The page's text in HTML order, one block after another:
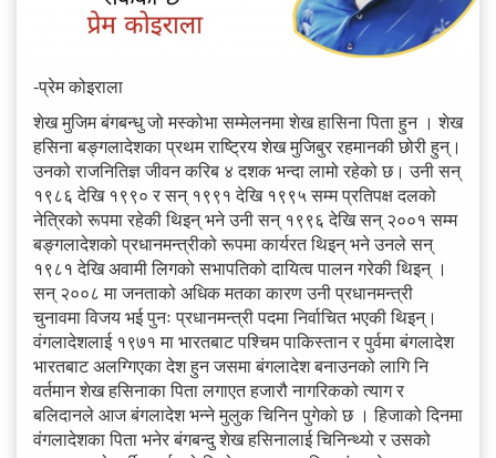
-प्रेम कोइराला
शेख मुजिम बंगबन्धु जो मस्कोभा सम्मेलनमा शेख हासिना पिता हुन । शेख
हसिना बङ्गलादेशका प्रथम राष्ट्रिय शेख मुजिबुर रहमानकी छोरी हुन्।
उनको राजनितिज्ञ जीवन करिब ४ दशक भन्दा लामो रहेको छ। उनी सन्
१९८६ देखि १९९० र सन् १९९१ देखि १९९५ सम्म प्रतिपक्ष दलको
नेत्रिको रूपमा रहेकी थिइन् भने उनी सन् १९९६ देखि सन् २००१ सम्म
बङ्गलादेशको प्रधानमन्त्रीको रूपमा कार्यरत थिइन् भने उनले सन्
१९८१ देखि अवामी लिगको सभापतिको दायित्व पालन गरेकी थिइन् ।
सन् २००८ मा जनताको अधिक मतका कारण उनी प्रधानमन्त्री
चुनावमा विजय भई पुनः प्रधानमन्त्री पदमा निर्वाचित भएकी थिइन्।
वंगलादेशलाई १९७१ मा भारतबाट पश्चिम पाकिस्तान र पुर्वमा बंगलादेश
भारतबाट अलग्गिएका देश हुन जसमा बंगलादेश बनाउनको लागि नि
वर्तमान शेख हसिनाका पिता लगाएत हजारौ नागरिकको त्याग र
बलिदानले आज बंगलादेश भन्ने मुलुक चिनिन पुगेको छ । हिजाको दिनमा
वंगलादेशका पिता भनेर बंगबन्दु शेख हसिनालाई चिनिन्थ्यो र उसको